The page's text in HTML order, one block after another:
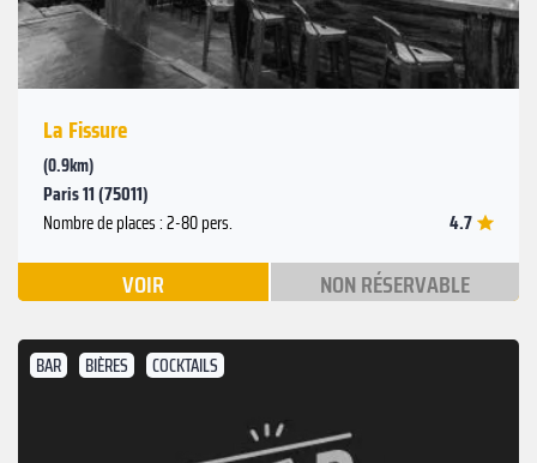
La Fissure
(0.9km)
Paris 11 (75011)
Nombre de places : 2-80 pers. 4.7
VOIR NON RÉSERVABLE
BAR BIÈRES COCKTAILS